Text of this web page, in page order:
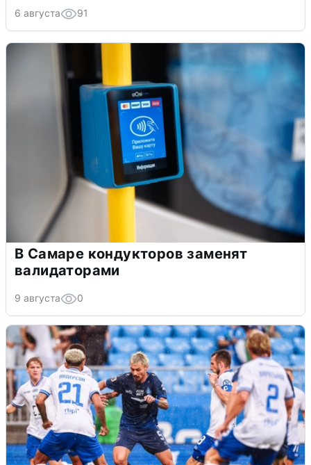
6 августа 91
В Самаре кондукторов заменят
валидаторами
9 августа 0